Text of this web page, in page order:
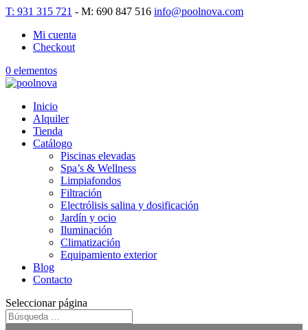
T: 931 315 721 - M: 690 847 516 info@poolnova.com
Mi cuenta
Checkout
0 elementos
Inicio
Alquiler
Tienda
Catálogo
Piscinas elevadas
Spa’s & Wellness
Limpiafondos
Filtración
Electrólisis salina y dosificación
Jardín y ocio
Iluminación
Climatización
Equipamiento exterior
Blog
Contacto
Seleccionar página